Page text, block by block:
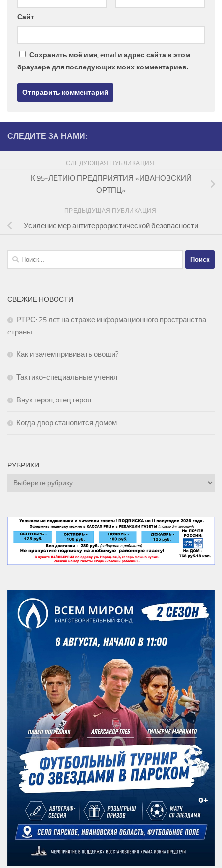
Сайт
Сохранить моё имя, email и адрес сайта в этом
браузере для последующих моих комментариев.
СЛЕДИТЕ ЗА НАМИ:
СЛЕДУЮЩАЯ ПУБЛИКАЦИЯ
К 95‑ЛЕТИЮ ПРЕДПРИЯТИЯ «ИВАНОВСКИЙ
ОРТПЦ»
ПРЕДЫДУЩАЯ ПУБЛИКАЦИЯ
Усиление мер антитеррористической безопасности
Найти:
СВЕЖИЕ НОВОСТИ
РТРС: 25 лет на страже информационного пространства
страны
Как и зачем прививать овощи?
Тактико-специальные учения
Внук героя, отец героя
Когда двор становится домом
РУБРИКИ
Рубрики